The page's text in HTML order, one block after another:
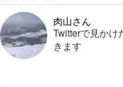
肉山さん
Twitterで見かけ
きます